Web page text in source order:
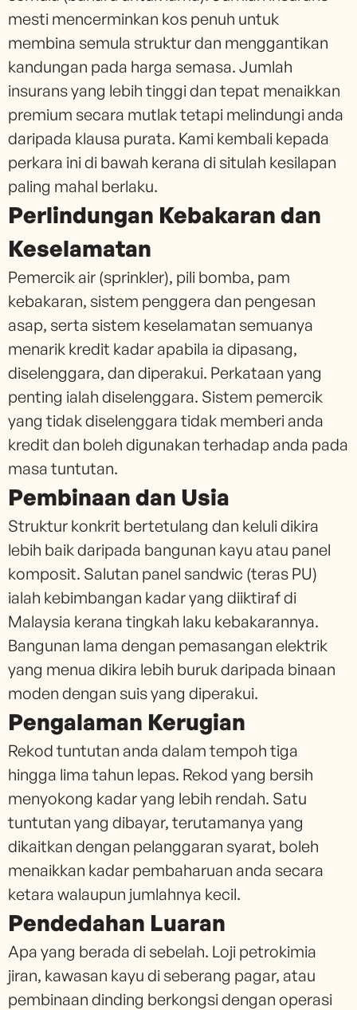
mesti mencerminkan kos penuh untuk
membina semula struktur dan menggantikan
kandungan pada harga semasa. Jumlah
insurans yang lebih tinggi dan tepat menaikkan
premium secara mutlak tetapi melindungi anda
daripada klausa purata. Kami kembali kepada
perkara ini di bawah kerana di situlah kesilapan
paling mahal berlaku.
Perlindungan Kebakaran dan
Keselamatan
Pemercik air (sprinkler), pili bomba, pam
kebakaran, sistem penggera dan pengesan
asap, serta sistem keselamatan semuanya
menarik kredit kadar apabila ia dipasang,
diselenggara, dan diperakui. Perkataan yang
penting ialah diselenggara. Sistem pemercik
yang tidak diselenggara tidak memberi anda
kredit dan boleh digunakan terhadap anda pada
masa tuntutan.
Pembinaan dan Usia
Struktur konkrit bertetulang dan keluli dikira
lebih baik daripada bangunan kayu atau panel
komposit. Salutan panel sandwic (teras PU)
ialah kebimbangan kadar yang diiktiraf di
Malaysia kerana tingkah laku kebakarannya.
Bangunan lama dengan pemasangan elektrik
yang menua dikira lebih buruk daripada binaan
moden dengan suis yang diperakui.
Pengalaman Kerugian
Rekod tuntutan anda dalam tempoh tiga
hingga lima tahun lepas. Rekod yang bersih
menyokong kadar yang lebih rendah. Satu
tuntutan yang dibayar, terutamanya yang
dikaitkan dengan pelanggaran syarat, boleh
menaikkan kadar pembaharuan anda secara
ketara walaupun jumlahnya kecil.
Pendedahan Luaran
Apa yang berada di sebelah. Loji petrokimia
jiran, kawasan kayu di seberang pagar, atau
pembinaan dinding berkongsi dengan operasi